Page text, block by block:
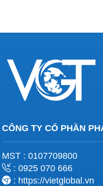
CÔNG TY CỔ PHẦN
MST : 0107709800
: 0925 070 666
: https://vietglobal.vn